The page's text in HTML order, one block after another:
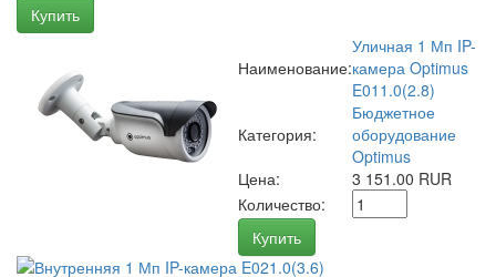
Купить
Наименование:
Уличная 1 Мп IP-
камера Optimus
E011.0(2.8)
Категория:
Бюджетное
оборудование
Optimus
Цена:
3 151.00 RUR
Количество:
Купить